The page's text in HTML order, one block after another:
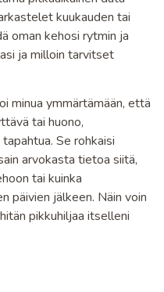
kuukauden tai
oman kehosi rytmin ja
ja milloin tarvitset
minua ymmärtämään, että
tai huono,
Se rohkaisi
arvokasta tietoa siitä,
tai kuinka
päivien jälkeen. Näin voin
pikkuhiljaa itselleni